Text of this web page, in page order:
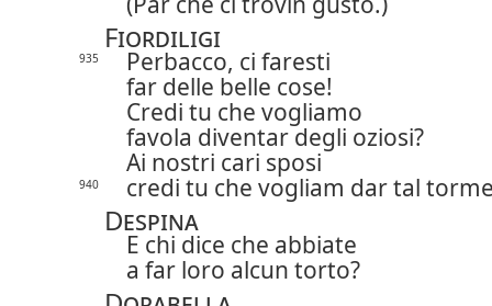
Fiordiligi
935
Perbacco, ci faresti
far delle belle cose!
Credi tu che vogliamo
favola diventar degli oziosi?
Ai nostri cari sposi
940 credi tu che vogliam dar tal
Despina
E chi dice che abbiate
a far loro alcun torto?